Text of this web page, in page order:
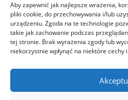
Aby zapewnić jak najlepsze wrażenia,
pliki cookie, do przechowywania i/lub
urządzeniu. Zgoda na te technologie
takie jak zachowanie podczas
tej stronie. Brak wyrażenia zgody lub
niekorzystnie wpłynąć na niektóre cechy